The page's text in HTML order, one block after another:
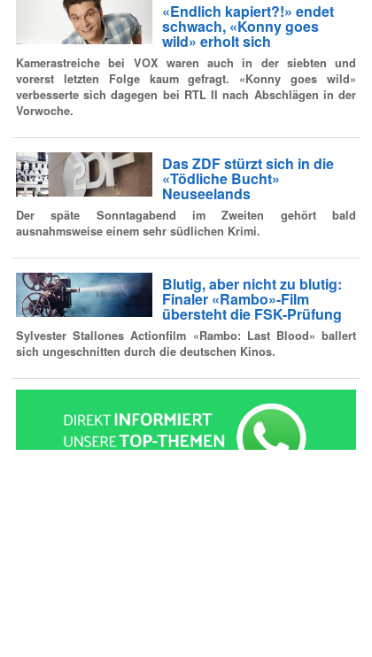
«Endlich kapiert?!» endet
schwach, «Konny goes
wild» erholt sich
Kamerastreiche bei VOX waren auch in der siebten und
vorerst letzten Folge kaum gefragt. «Konny goes wild»
verbesserte sich dagegen bei RTL II nach Abschlägen in der
Vorwoche.
Das ZDF stürzt sich in die
«Tödliche Bucht»
Neuseelands
Der späte Sonntagabend im Zweiten gehört bald
ausnahmsweise einem sehr südlichen Krimi.
Blutig, aber nicht zu blutig:
Finaler «Rambo»-Film
übersteht die FSK-Prüfung
Sylvester Stallones Actionfilm «Rambo: Last Blood» ballert
sich ungeschnitten durch die deutschen Kinos.